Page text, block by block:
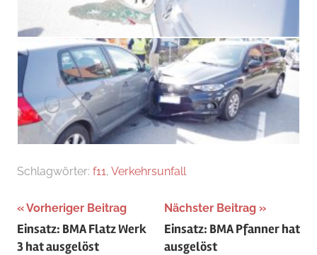
Schlagwörter: f11, Verkehrsunfall
Beitragsnavigation
Vorheriger Beitrag
Einsatz: BMA Flatz Werk
3 hat ausgelöst
Nächster Beitrag
Einsatz: BMA Pfanner hat
ausgelöst